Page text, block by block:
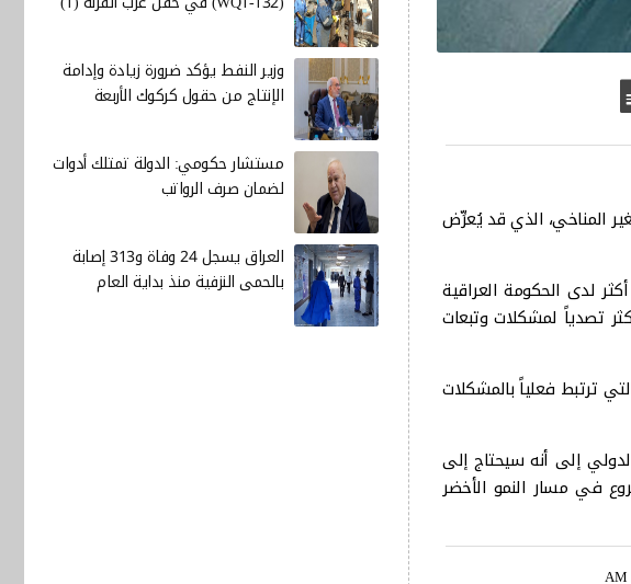
المناخي، الذي قد يُعرِّض
لدى الحكومة العراقية
تصدياً لمشكلات وتبعات
ترتبط فعلياً بالمشكلات
عن البنك الدولي إلى أنه سيحتاج إلى
ذات الأولوية والشروع في مسار النمو الأخضر
وزير النفط يؤكد ضرورة زيادة وإدامة
الإنتاج من حقول كركوك الأربعة
مستشار حكومي: الدولة تمتلك أدوات
لضمان صرف الرواتب
العراق يسجل 24 وفاة و313 إصابة
بالحمى النزفية منذ بداية العام